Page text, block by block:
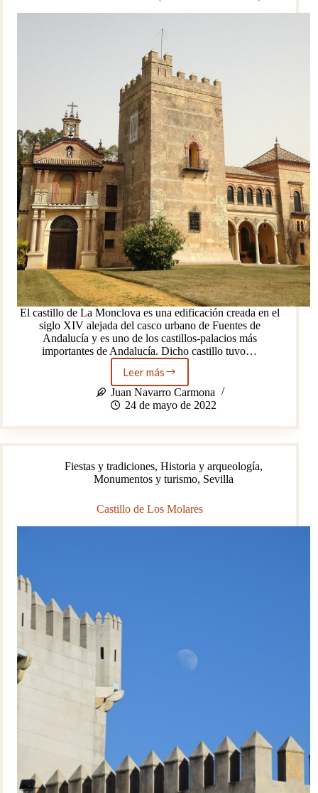
El castillo de La Monclova es una edificación creada en el
siglo XIV alejada del casco urbano de Fuentes de
Andalucía y es uno de los castillos-palacios más
importantes de Andalucía. Dicho castillo tuvo…
Leer más
El
castillo
de
Monclova
(Fuentes
Andalucía)
Juan Navarro Carmona
24 de mayo de 2022
Fiestas y tradiciones,Historia y arqueología,
Monumentos y turismo, Sevilla
Castillo de Los Molares